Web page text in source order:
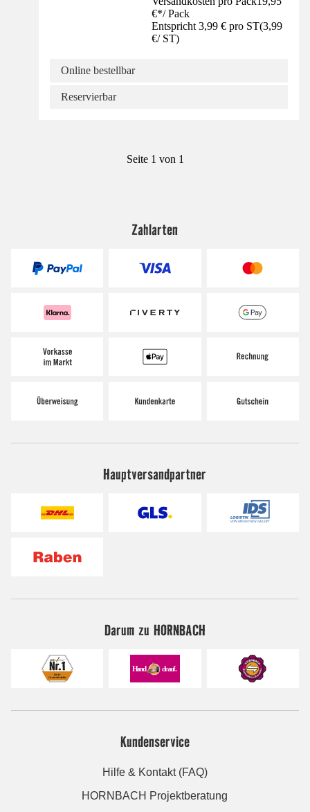
€*/ Pack
Entspricht 3,99 € pro ST(3,99
€/ ST)
Online bestellbar
Reservierbar
Seite 1 von 1
Zahlarten
Hauptversandpartner
Darum zu HORNBACH
Kundenservice
Hilfe & Kontakt (FAQ)
HORNBACH Projektberatung